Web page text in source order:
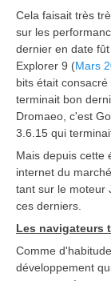
Cela faisait très
sur les
dernier en date
Explorer 9 (Mars
bits était
terminait bon
Dromaeo, c'est
3.6.15 qui
Mais depuis cette
internet du
tant sur le moteur
ces derniers.
Les navigateurs
Comme
développement